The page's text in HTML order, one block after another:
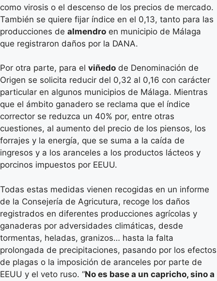
como virosis o el descenso de los precios de mercado.
También se quiere fijar índice en el 0,13, tanto para las
producciones de almendro en municipio de Málaga
que registraron daños por la DANA.
Por otra parte, para el viñedo de Denominación de
Origen se solicita reducir del 0,32 al 0,16 con carácter
particular en algunos municipios de Málaga. Mientras
que el ámbito ganadero se reclama que el índice
corrector se reduzca un 40% por, entre otras
cuestiones, al aumento del precio de los piensos, los
forrajes y la energía, que se suma a la caída de
ingresos y a los aranceles a los productos lácteos y
porcinos impuestos por EEUU.
Todas estas medidas vienen recogidas en un informe
de la Consejería de Agricutura, recoge los daños
registrados en diferentes producciones agrícolas y
ganaderas por adversidades climáticas, desde
tormentas, heladas, granizos… hasta la falta
prolongada de precipitaciones, pasando por los efectos
de plagas o la imposición de aranceles por parte de
EEUU y el veto ruso. “No es base a un capricho, sino a